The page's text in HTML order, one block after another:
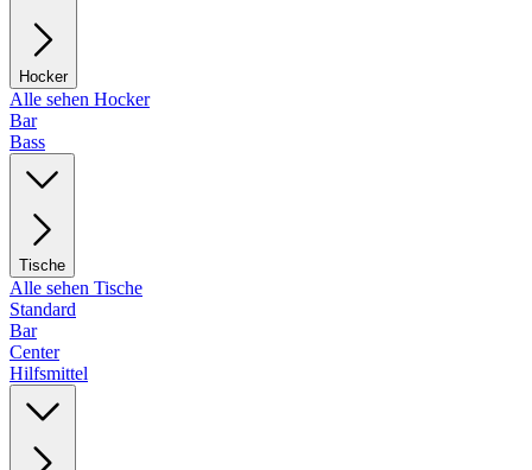
Hocker
Alle sehen Hocker
Bar
Bass
Tische
Alle sehen Tische
Standard
Bar
Center
Hilfsmittel